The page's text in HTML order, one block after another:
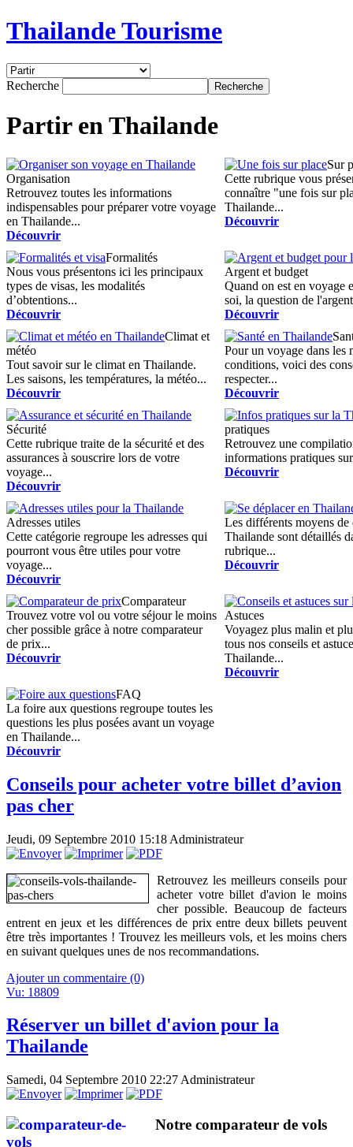
Thailande Tourisme
Recherche
Partir en Thailande
Organisation
Retrouvez toutes les informations
indispensables pour préparer votre voyage
en Thailande...
Découvrir
Sur
Cette rubrique vous
connaître "une fois sur
Thailande...
Découvrir
Formalités
Nous vous présentons ici les principaux
types de visas, les modalités
d’obtentions...
Découvrir
Argent et budget
Quand on est en voyage
soi, la question de
Découvrir
Climat et
météo
Tout savoir sur le climat en Thailande.
Les saisons, les températures, la météo...
Découvrir
Pour un voyage dans les
conditions, voici des
respecter...
Découvrir
Sécurité
Cette rubrique traite de la sécurité et des
assurances à souscrire lors de votre
voyage...
Découvrir
pratiques
Retrouvez une
informations pratiques
Découvrir
Adresses utiles
Cette catégorie regroupe les adresses qui
pourront vous être utiles pour votre
voyage...
Découvrir
Les différents moyens de
Thailande sont détaillés
rubrique...
Découvrir
Comparateur
Trouvez votre vol ou votre séjour le moins
cher possible grâce à notre comparateur
de prix...
Découvrir
Astuces
Voyagez plus malin et
tous nos conseils et
Thailande...
Découvrir
FAQ
La foire aux questions regroupe toutes les
questions les plus posées avant un voyage
en Thailande...
Découvrir
Conseils pour acheter votre billet d’avion
pas cher
Jeudi, 09 Septembre 2010 15:18 Administrateur
Retrouvez les meilleurs conseils pour
acheter votre billet d'avion le moins
cher possible. Beaucoup de facteurs
entrent en jeux et les différences de prix entre deux billets peuvent
être très importantes ! Trouvez les meilleurs vols, et les moins chers
en suivant quelques unes de nos recommandations.
Ajouter un commentaire (0)
Vu: 18809
Réserver un billet d'avion pour la
Thailande
Samedi, 04 Septembre 2010 22:27 Administrateur
Notre comparateur de vols